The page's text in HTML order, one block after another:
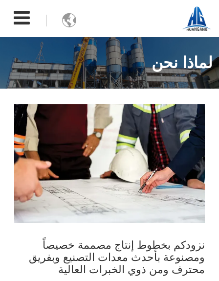

لماذا نحن
نزودكم بخطوط إنتاج مصممة خصيصاً
ومصنوعة بأحدث معدات التصنيع وبفريق
محترف ومن ذوي الخبرات العالية